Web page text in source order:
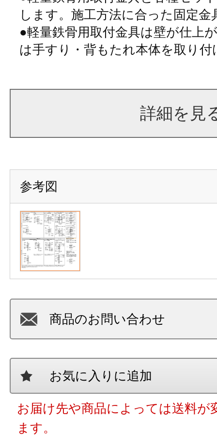
します。施工方法に合った固定
●軽量鉄骨用取付金具は壁が仕上
は手すり・背もたれ本体を取り
詳細を見
参考図
商品のお問い合わせ
お気に入りに追加
お届け先や商品によっては送料が
ます。